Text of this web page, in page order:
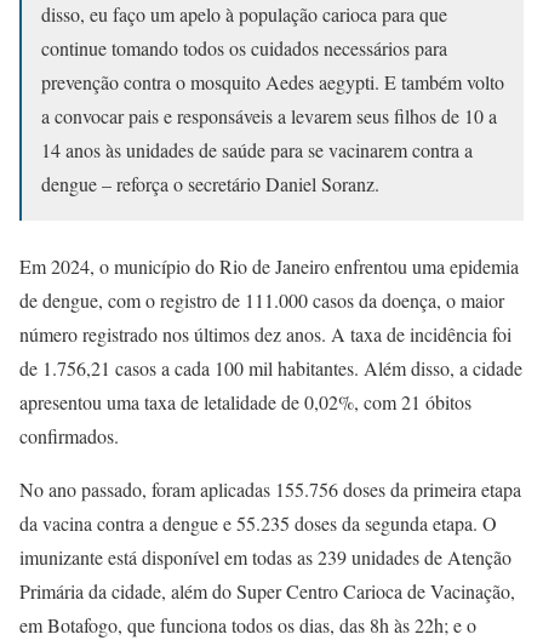
disso, eu faço um apelo à população carioca para que
continue tomando todos os cuidados necessários para
prevenção contra o mosquito Aedes aegypti. E também volto
a convocar pais e responsáveis a levarem seus filhos de 10 a
14 anos às unidades de saúde para se vacinarem contra a
dengue – reforça o secretário Daniel Soranz.
Em 2024, o município do Rio de Janeiro enfrentou uma epidemia
de dengue, com o registro de 111.000 casos da doença, o maior
número registrado nos últimos dez anos. A taxa de incidência foi
de 1.756,21 casos a cada 100 mil habitantes. Além disso, a cidade
apresentou uma taxa de letalidade de 0,02%, com 21 óbitos
confirmados.
No ano passado, foram aplicadas 155.756 doses da primeira etapa
da vacina contra a dengue e 55.235 doses da segunda etapa. O
imunizante está disponível em todas as 239 unidades de Atenção
Primária da cidade, além do Super Centro Carioca de Vacinação,
em Botafogo, que funciona todos os dias, das 8h às 22h; e o